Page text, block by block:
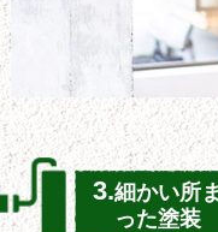
3.細かい所
った塗装